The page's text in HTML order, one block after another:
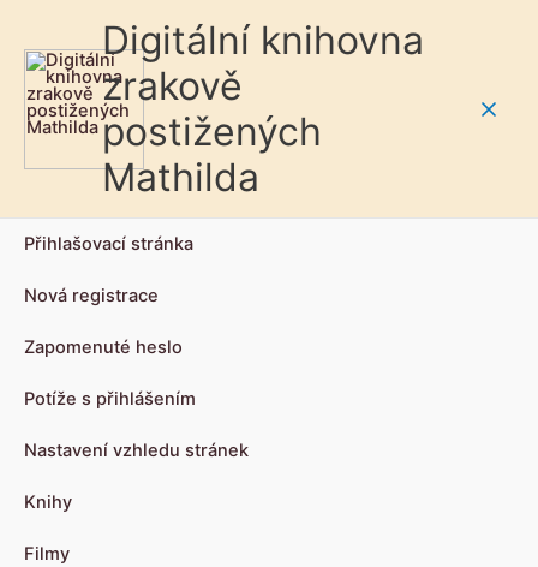
Digitální knihovna
zrakově
postižených
Mathilda
Přihlašovací stránka
Nová registrace
Zapomenuté heslo
Potíže s přihlášením
Nastavení vzhledu stránek
Knihy
Filmy